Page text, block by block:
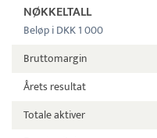
NØKKELTALL
Beløp i DKK 1 000
Bruttomargin
Årets resultat
Totale aktiver